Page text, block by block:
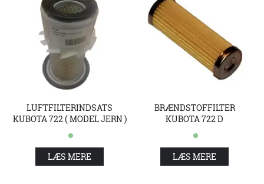
LUFTFILTERINDSATS
KUBOTA 722 ( MODEL JERN )
LÆS MERE
BRÆNDSTOFFILTER
KUBOTA 722 D
LÆS MERE